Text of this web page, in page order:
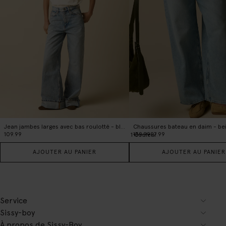
109.99
AJOUTER AU PANIER
Chaussures bateau en daim -
139.9997.99
1Couleur
AJOUTER AU PANIER
Service
Sissy-boy